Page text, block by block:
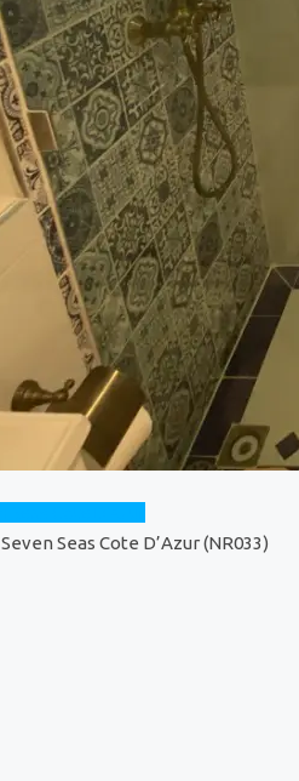
Seas Cote D’Azur (NR033)